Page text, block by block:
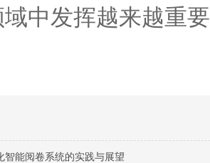
中发挥越来越重
智能阅卷系统的实践与展望